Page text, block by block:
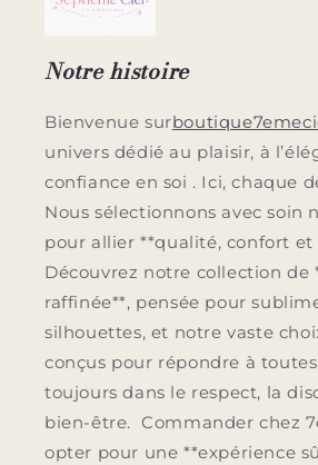
Notre histoire
Bienvenue sur
univers dédié au plaisir, à
confiance en soi . Ici, chaque
Nous sélectionnons avec soin
pour allier **qualité, confort et
Découvrez notre collection de
raffinée**, pensée pour
silhouettes, et notre vaste
conçus pour répondre à
toujours dans le respect, la
bien-être. Commander chez
opter pour une **expérience